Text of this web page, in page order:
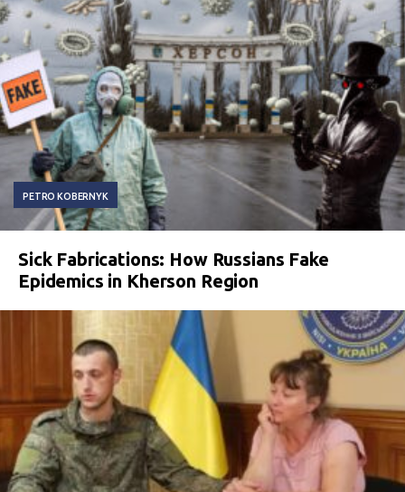
PETRO KOBERNYK
Sick Fabrications: How Russians Fake
Epidemics in Kherson Region